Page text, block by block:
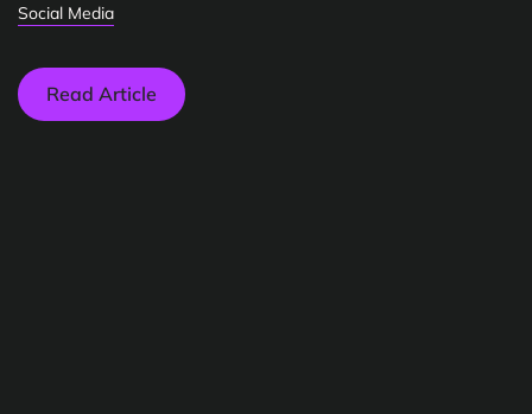
Social Media
Read Article